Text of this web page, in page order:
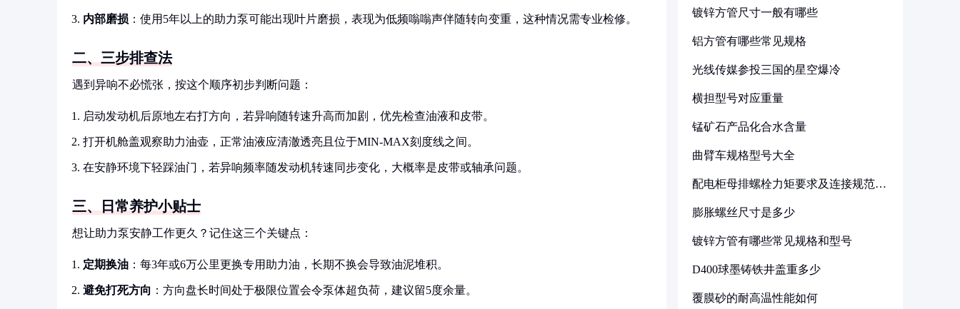
内部磨损 ：使用5年以上的助力泵可能出现叶片磨损，表现为低频嗡嗡声伴随转向变重，这种情况需专业检修。
二、三步排查法
遇到异响不必慌张，按这个顺序初步判断问题：
启动发动机后原地左右打方向，若异响随转速升高而加剧，优先检查油液和皮带。
打开机舱盖观察助力油壶，正常油液应清澈透亮且位于MIN-MAX刻度线之间。
在安静环境下轻踩油门，若异响频率随发动机转速同步变化，大概率是皮带或轴承问题。
三、日常养护小贴士
想让助力泵安静工作更久？记住这三个关键点：
定期换油 ：每3年或6万公里更换专用助力油，长期不换会导致油泥堆积。
避免打死方向 ：方向盘长时间处于极限位置会令泵体超负荷，建议留5度余量。
镀锌方管尺寸一般有哪些
铝方管有哪些常见规格
光线传媒参投三国的星空爆冷
横担型号对应重量
锰矿石产品化合水含量
曲臂车规格型号大全
配电柜母排螺栓力矩要求及连接规范详
膨胀螺丝尺寸是多少
镀锌方管有哪些常见规格和型号
D400球墨铸铁井盖重多少
覆膜砂的耐高温性能如何